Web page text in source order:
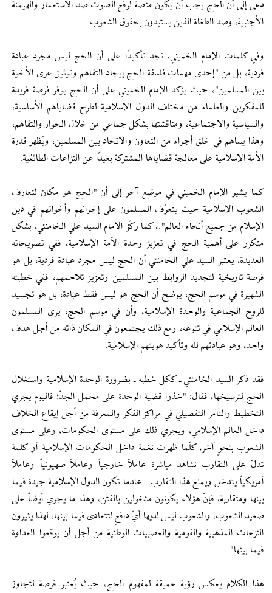
دعى إلى أن الحج يجب أن يكون منصة لرفع الصوت ضد الاستعمار والهيمنة
الأجنبية، وضد الطغاة الذين يستبدون بحقوق الشعوب.
وفي كلمات الإمام الخميني، نجد تأكيدًا على أن الحج ليس مجرد عبادة
فردية، بل من "إحدى مهمات فلسفة الحج إيجاد التفاهم وتوثيق عرى الأخوة
بين المسلمين"، حيث يؤكد الإمام الخميني على أن الحج يوفر فرصة فريدة
للمفكرين والعلماء من مختلف الدول الإسلامية لطرح قضاياهم الأساسية،
والسياسية والاجتماعية، ومناقشتها بشكل جماعي من خلال الحوار والتفاهم،
وهذا يساهم في خلق أجواء من التعاون والاتحاد بين المسلمين، ويُظهر قدرة
الأمة الإسلامية على معالجة قضاياها المشتركة بعيدًا عن النزاعات الطائفية.
كما يشير الإمام الخميني في موضع آخر إلى أن "الحج هو مكان لتعارف
الشعوب الإسلامية حيث يتعرّف المسلمون على إخوانهم وأخواتهم في دين
الإسلام من جميع أنحاء العالم".، كما ركّز الامام السيد علي الخامنئي، بشكل
متكرر على أهمية الحج في تعزيز وحدة الأمة الإسلامية، ففي تصريحاته
العديدة، يعتبر السيد علي الخامنئي أن الحج ليس مجرد عبادة فردية، بل هو
فرصة تاريخية لتجديد الروابط بين المسلمين وتعزيز تلاحمهم، ففي خطبته
الشهيرة في موسم الحج، يوضح أن الحج هو ليس فقط عبادة، بل هو تجسيد
للروح الجماعية والوحدة الإسلامية، وأن في موسم الحج، يرى المسلمون
العالم الإسلامي في تنوعه، ومع ذلك يجتمعون في المكان ذاته من أجل هدف
واحد، وهو عبادتهم لله وتأكيد هويتهم الإسلامية.
فقد ذكر السيد الخامنئي ـ ككل خطبه ـ بضرورة الوحدة الإسلامية واستغلال
الحج لترسيخها، فقال: "خذوا قضية الوحدة على محمل الجدّ؛ فاليوم يجري
التخطيط والتآمر التفصيلي في مراكز الفكر والمعرفة من أجل إيقاع الخلاف
داخل العالم الإسلامي، ويجري ذلك على مستوى الحكومات، وعلى مستوى
الشعوب بنحوٍ آخر، كلّما ظهرت نغمة داخل الحكومات الإسلامية أو كلمة
تدلّ على التقارب نشاهد مباشرة عاملاً خارجياً وعاملاً صهيونياً وعاملاً
أمريكياً يتدخل ويمنع هذا التقارب.. عندما تكون الدول الإسلامية جيدة فيما
بينها ومتقاربة، فإنّ هؤلاء يكونون مشغولين بالفتن، وهذا ما يجري أيضاً على
صعيد الشعوب، والشعوب ليس لديها أيّ دافعٍ لتتعادى فيما بينها، لهذا يثيرون
النزعات المذهبية والقومية والعصبيات الوطنية من أجل أن يوقعوا العداوة
فيما بينها".
هذا الكلام يعكس رؤية عميقة لمفهوم الحج، حيث يُعتبر فرصة لتجاوز